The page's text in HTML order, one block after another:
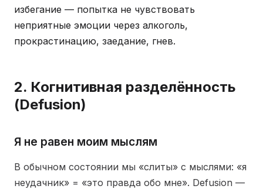
избегание — попытка не чувствовать
неприятные эмоции через алкоголь,
прокрастинацию, заедание, гнев.
2. Когнитивная разделённость
(Defusion)
Я не равен моим мыслям
В обычном состоянии мы «слиты» с мыслями: «я
неудачник» = «это правда обо мне». Defusion —